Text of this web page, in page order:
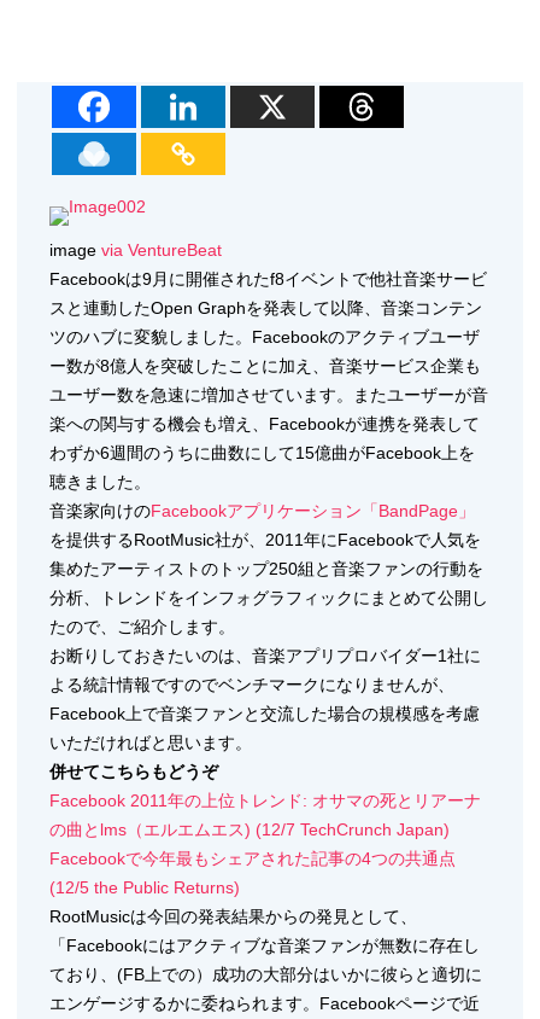
image via VentureBeat
Facebookは9月に開催されたf8イベントで他社音楽サービ
スと連動したOpen Graphを発表して以降、音楽コンテン
ツのハブに変貌しました。Facebookのアクティブユーザ
ー数が8億人を突破したことに加え、音楽サービス企業も
ユーザー数を急速に増加させています。またユーザーが音
楽への関与する機会も増え、Facebookが連携を発表して
わずか6週間のうちに曲数にして15億曲がFacebook上を
聴きました。
音楽家向けのFacebookアプリケーション「BandPage」
を提供するRootMusic社が、2011年にFacebookで人気を
集めたアーティストのトップ250組と音楽ファンの行動を
分析、トレンドをインフォグラフィックにまとめて公開し
たので、ご紹介します。
お断りしておきたいのは、音楽アプリプロバイダー1社に
よる統計情報ですのでベンチマークになりませんが、
Facebook上で音楽ファンと交流した場合の規模感を考慮
いただければと思います。
併せてこちらもどうぞ
Facebook 2011年の上位トレンド: オサマの死とリアーナ
の曲とlms（エルエムエス) (12/7 TechCrunch Japan)
Facebookで今年最もシェアされた記事の4つの共通点
(12/5 the Public Returns)
RootMusicは今回の発表結果からの発見として、
「Facebookにはアクティブな音楽ファンが無数に存在し
ており、(FB上での）成功の大部分はいかに彼らと適切に
エンゲージするかに委ねられます。Facebookページで近